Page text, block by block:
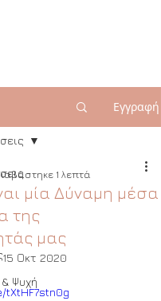
Εγγραφή
Ψυχή
μία Δύναμη μέσα
της
μας
1 λεπτά
15 Οκτ 2020
tXtHF7stn0g